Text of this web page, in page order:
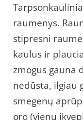
raumenys.
stipresni
kaulus ir
zmogus gauna
nedūsta, ilgiau
smegenų
oro (vienu